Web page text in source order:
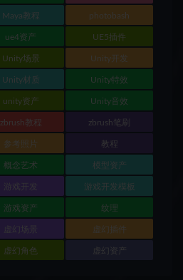
Maya教程 photobash
ue4资产 UE5插件
Unity场景 Unity开发
Unity材质 Unity特效
unity资产 Unity音效
zbrush教程 zbrush笔刷
参考照片 教程
概念艺术 模型资产
游戏开发 游戏开发模板
游戏资产 纹理
虚幻场景 虚幻插件
虚幻角色 虚幻资产